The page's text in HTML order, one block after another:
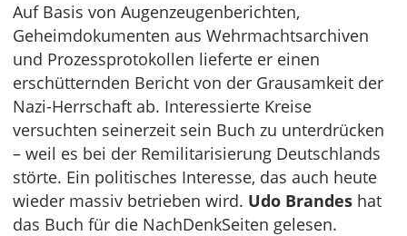
Auf Basis von Augenzeugenberichten,
Geheimdokumenten aus Wehrmachtsarchiven
und Prozessprotokollen lieferte er einen
erschütternden Bericht von der Grausamkeit der
Nazi-Herrschaft ab. Interessierte Kreise
versuchten seinerzeit sein Buch zu unterdrücken
– weil es bei der Remilitarisierung Deutschlands
störte. Ein politisches Interesse, das auch heute
wieder massiv betrieben wird. Udo Brandes hat
das Buch für die NachDenkSeiten gelesen.